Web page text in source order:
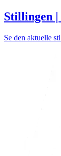
Stillingen
Se den aktuelle